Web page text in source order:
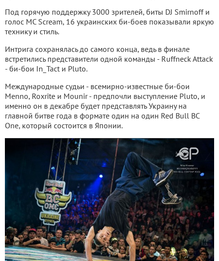
Под горячую поддержку 3000 зрителей, биты DJ Smirnoff и
голос MC Scream, 16 украинских би-боев показывали яркую
технику и стиль.
Интрига сохранялась до самого конца, ведь в финале
встретились представители одной команды - Ruffneck Attack
- би-бои In_Tact и Pluto.
Международные судьи - всемирно-известные би-бои
Menno, Roxrite и Mounir - предпочли выступление Pluto, и
именно он в декабре будет представлять Украину на
главной битве года в формате один на один Red Bull BC
One, который состоится в Японии.